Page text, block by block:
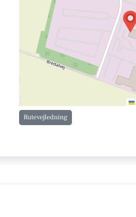
Rutevejledning